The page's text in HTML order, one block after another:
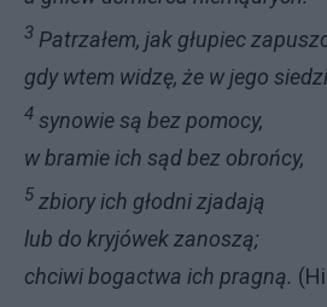
3 Patrzałem, jak głupiec
gdy wtem widzę, że w jego
4 synowie są bez pomocy,
w bramie ich sąd bez obrońcy,
5 zbiory ich głodni zjadają
lub do kryjówek zanoszą;
chciwi bogactwa ich pragną.